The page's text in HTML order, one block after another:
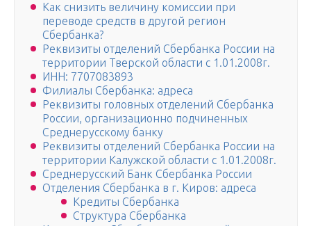
Как снизить величину комиссии при
переводе средств в другой регион
Сбербанка?
Реквизиты отделений Сбербанка России на
территории Тверской области с 1.01.2008г.
ИНН: 7707083893
Филиалы Сбербанка: адреса
Реквизиты головных отделений Сбербанка
России, организационно подчиненных
Среднерусскому банку
Реквизиты отделений Сбербанка России на
территории Калужской области с 1.01.2008г.
Среднерусский Банк Сбербанка России
Отделения Сбербанка в г. Киров: адреса
Кредиты Сбербанка
Структура Сбербанка